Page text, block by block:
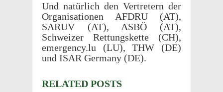
Und natür­lich den Vertretern der
Organ­i­sa­tio­nen AFDRU (AT),
SARUV (AT), ASBÖ (AT),
Schweizer Rettungs­kette (CH),
emer​gency​.lu (LU), THW (DE)
und ISAR Germany (DE).
RELATED POSTS